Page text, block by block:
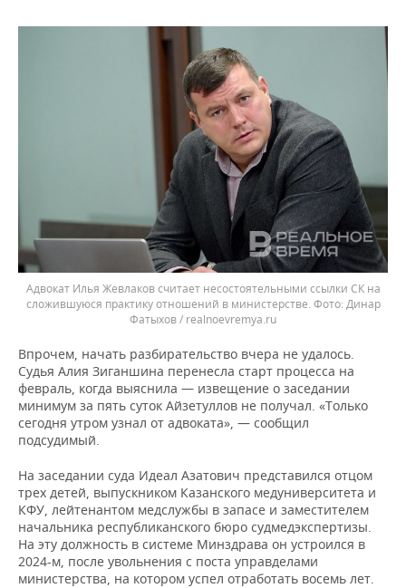
Адвокат Илья Жевлаков считает несостоятельными ссылки СК на
сложившуюся практику отношений в министерстве.
Динар
Фатыхов / realnoevremya.ru
Впрочем, начать разбирательство вчера не удалось.
Судья Алия Зиганшина перенесла старт процесса на
февраль, когда выяснила — извещение о заседании
минимум за пять суток Айзетуллов не получал. «Только
сегодня утром узнал от адвоката», — сообщил
подсудимый.
На заседании суда Идеал Азатович представился отцом
трех детей, выпускником Казанского медуниверситета и
КФУ, лейтенантом медслужбы в запасе и заместителем
начальника республиканского бюро судмедэкспертизы.
На эту должность в системе Минздрава он устроился в
2024-м, после увольнения с поста управделами
министерства, на котором успел отработать восемь лет.